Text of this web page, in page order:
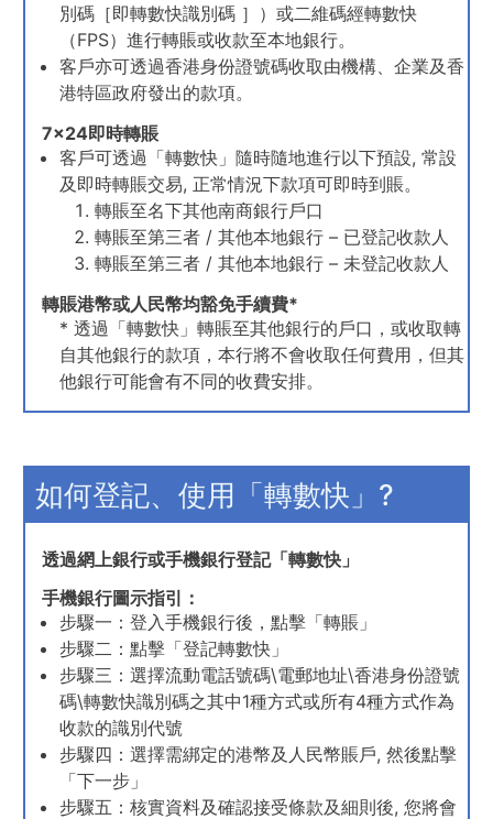
別碼［即轉數快識別碼 ］）或二維碼經轉數快
（FPS）進行轉賬或收款至本地銀行。
客戶亦可透過香港身份證號碼收取由機構、企業及香
港特區政府發出的款項。
7x24即時轉賬
客戶可透過「轉數快」隨時隨地進行以下預設, 常設
及即時轉賬交易, 正常情況下款項可即時到賬。
轉賬至名下其他南商銀行戶口
轉賬至第三者 / 其他本地銀行 – 已登記收款人
轉賬至第三者 / 其他本地銀行 – 未登記收款人
轉賬港幣或人民幣均豁免手續費*
* 透過「轉數快」轉賬至其他銀行的戶口，或收取轉
自其他銀行的款項，本行將不會收取任何費用，但其
他銀行可能會有不同的收費安排。
如何登記、使用「轉數快」?
透過網上銀行或手機銀行登記「轉數快」
手機銀行圖示指引：
步驟一：登入手機銀行後，點擊「轉賬」
步驟二：點擊「登記轉數快」
步驟三：選擇流動電話號碼\電郵地址\香港身份證號
碼\轉數快識別碼之其中1種方式或所有4種方式作為
收款的識別代號
步驟四：選擇需綁定的港幣及人民幣賬戶, 然後點擊
「下一步」
步驟五：核實資料及確認接受條款及細則後, 您將會